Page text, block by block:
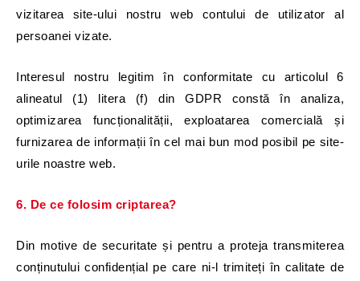
vizitarea site-ului nostru web contului de utilizator al
persoanei vizate.
Interesul nostru legitim în conformitate cu articolul 6
alineatul (1) litera (f) din GDPR constă în analiza,
optimizarea funcționalității, exploatarea comercială și
furnizarea de informații în cel mai bun mod posibil pe site-
urile noastre web.
6. De ce folosim criptarea?
Din motive de securitate și pentru a proteja transmiterea
conținutului confidențial pe care ni-l trimiteți în calitate de